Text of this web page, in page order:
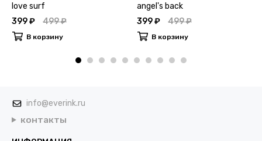
love surf
399 ₽
499 ₽
В корзину
angel's back
399 ₽
499 ₽
В корзину
info@everink.ru
контакты